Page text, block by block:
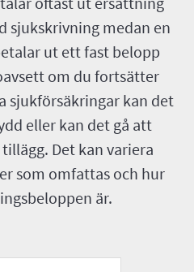
medan en
ut ett fast belopp
om du fortsätter
sjukförsäkringar kan det
eller kan det gå att
Det kan variera
som omfattas och hur
är.